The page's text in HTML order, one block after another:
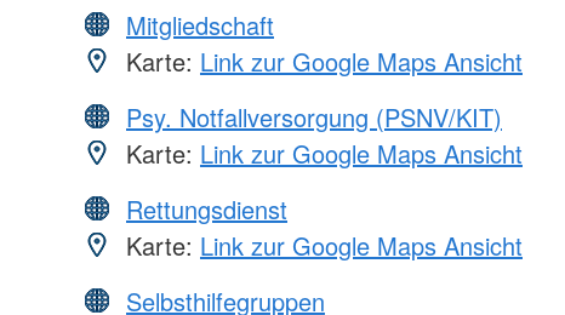
Mitgliedschaft
Karte: Link zur Google Maps Ansicht
Psy. Notfallversorgung (PSNV/KIT)
Karte: Link zur Google Maps Ansicht
Rettungsdienst
Karte: Link zur Google Maps Ansicht
Selbsthilfegruppen